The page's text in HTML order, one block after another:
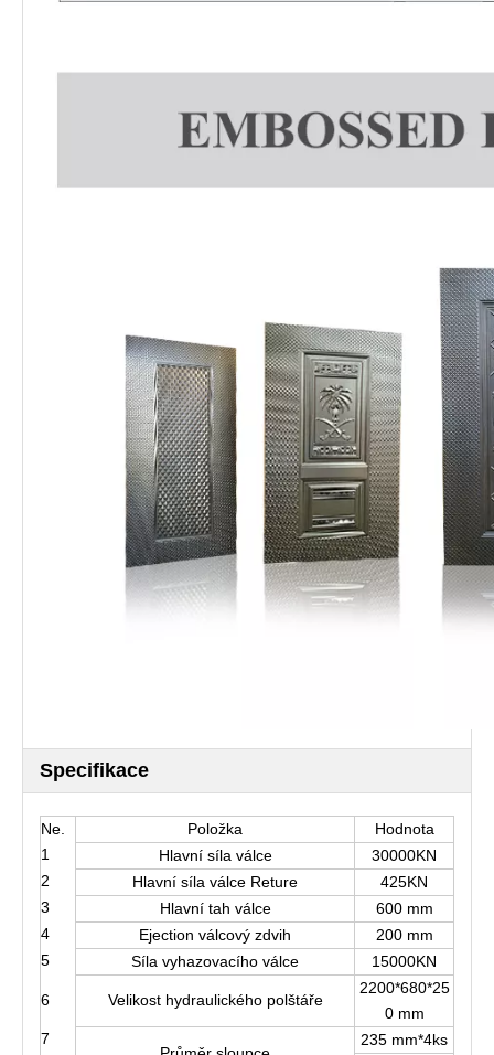
Specifikace
Ne. Položka
Hodnota
1
Hlavní síla válce
30000KN
2
Hlavní síla válce Reture
425KN
3
Hlavní tah válce
600 mm
4
Ejection válcový zdvih
200 mm
5
Síla vyhazovacího válce 15000KN
6 Velikost hydraulického polštáře
2200*680*25
0 mm
7
235 mm*4ks